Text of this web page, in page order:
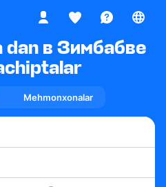
dan в Зимбабве
Mehmonxonalar